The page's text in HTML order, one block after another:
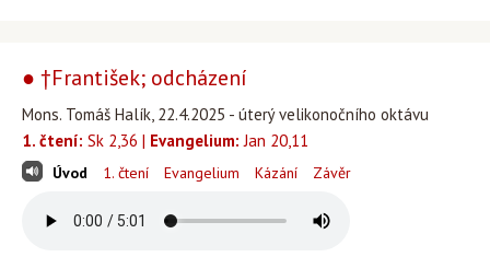
● †František; odcházení
Mons. Tomáš Halík, 22.4.2025 - úterý velikonočního oktávu
1. čtení: Sk 2,36 | Evangelium: Jan 20,11
Úvod 1. čtení Evangelium Kázání Závěr